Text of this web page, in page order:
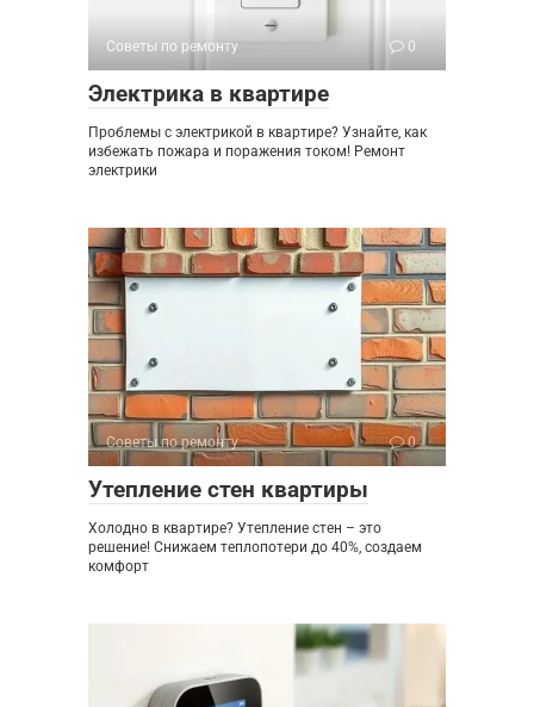
Советы по ремонту 0
Электрика в квартире
Проблемы с электрикой в квартире? Узнайте, как
избежать пожара и поражения током! Ремонт
электрики
Советы по ремонту 0
Утепление стен квартиры
Холодно в квартире? Утепление стен – это
решение! Снижаем теплопотери до 40%, создаем
комфорт